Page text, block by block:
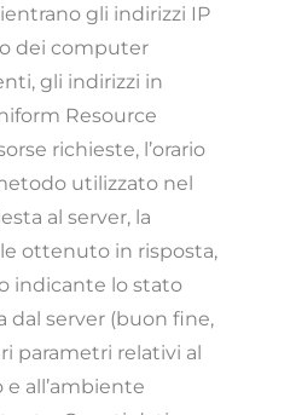
gli indirizzi IP
dei computer
gli indirizzi in
Resource
richieste, l’orario
utilizzato nel
al server, la
ottenuto in risposta,
indicante lo stato
dal server (buon fine,
parametri relativi al
all’ambiente